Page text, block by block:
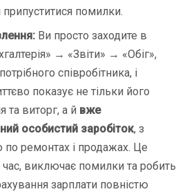
помилки.
Ви просто заходите в
→ «Звіти» → «Обіг»,
співробітника, і
показує не тільки його
та виторг, а й вже
особистий заробіток, з
ремонтах і продажах. Це
виключає помилки та робить
зарплати повністю